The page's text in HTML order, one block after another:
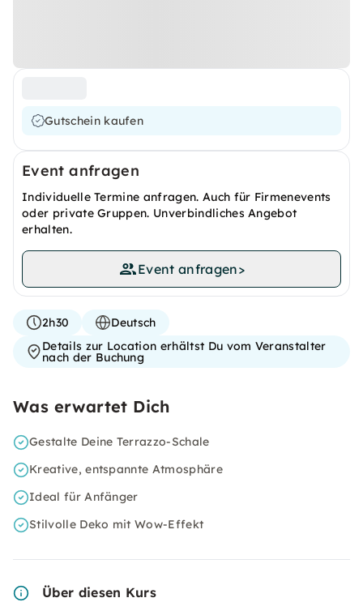
Gutschein kaufen
Event anfragen
Individuelle Termine anfragen. Auch für Firmenevents
oder private Gruppen. Unverbindliches Angebot
erhalten.
Event anfragen>
2h30
Deutsch
Details zur Location erhältst Du vom Veranstalter
nach der Buchung
Was erwartet Dich
Gestalte Deine Terrazzo-Schale
Kreative, entspannte Atmosphäre
Ideal für Anfänger
Stilvolle Deko mit Wow-Effekt
Über diesen Kurs